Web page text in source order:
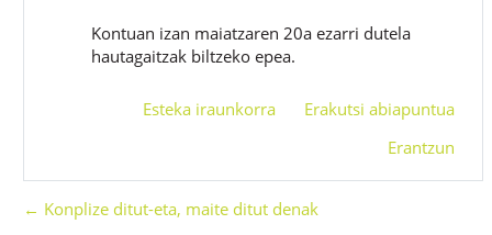
Kontuan izan maiatzaren 20a ezarri dutela
hautagaitzak biltzeko epea.
Esteka iraunkorra
Erakutsi abiapuntua
Erantzun
← Konplize ditut-eta, maite ditut denak